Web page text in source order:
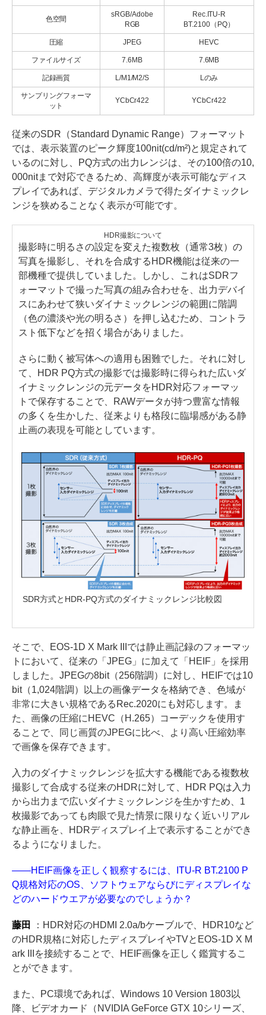
色空間
sRGB/Adobe
RGB
Rec.ITU-R
BT.2100（PQ）
圧縮 JPEG HEVC
ファイルサイズ 7.6MB 7.6MB
記録画質 L/M1/M2/S Lのみ
サンプリングフォーマ
ット
YCbCr422 YCbCr422
従来のSDR（Standard Dynamic Range）フォーマット
では、表示装置のピーク輝度100nit(cd/m²)と規定されて
いるのに対し、PQ方式の出力レンジは、その100倍の10,
000nitまで対応できるため、高輝度が表示可能なディス
プレイであれば、デジタルカメラで得たダイナミックレ
ンジを狭めることなく表示が可能です。
HDR撮影について
撮影時に明るさの設定を変えた複数枚（通常3枚）の
写真を撮影し、それを合成するHDR機能は従来の一
部機種で提供していました。しかし、これはSDRフ
ォーマットで撮った写真の組み合わせを、出力デバイ
スにあわせて狭いダイナミックレンジの範囲に階調
（色の濃淡や光の明るさ）を押し込むため、コントラ
スト低下などを招く場合がありました。
さらに動く被写体への適用も困難でした。それに対し
て、HDR PQ方式の撮影では撮影時に得られた広いダ
イナミックレンジの元データをHDR対応フォーマッ
トで保存することで、RAWデータが持つ豊富な情報
の多くを生かした、従来よりも格段に臨場感がある静
止画の表現を可能としています。
SDR方式とHDR-PQ方式のダイナミックレンジ比較図
そこで、EOS-1D X Mark IIIでは静止画記録のフォーマッ
トにおいて、従来の「JPEG」に加えて「HEIF」を採用
しました。JPEGの8bit（256階調）に対し、HEIFでは10
bit（1,024階調）以上の画像データを格納でき、色域が
非常に大きい規格であるRec.2020にも対応します。ま
た、画像の圧縮にHEVC（H.265）コーデックを使用す
ることで、同じ画質のJPEGに比べ、より高い圧縮効率
で画像を保存できます。
入力のダイナミックレンジを拡大する機能である複数枚
撮影して合成する従来のHDRに対して、HDR PQは入力
から出力まで広いダイナミックレンジを生かすため、1
枚撮影であっても肉眼で見た情景に限りなく近いリアル
な静止画を、HDRディスプレイ上で表示することができ
るようになりました。
――HEIF画像を正しく観察するには、ITU-R BT.2100 P
Q規格対応のOS、ソフトウェアならびにディスプレイな
どのハードウエアが必要なのでしょうか？
藤田
：HDR対応のHDMI 2.0a/bケーブルで、HDR10など
のHDR規格に対応したディスプレイやTVとEOS-1D X M
ark IIIを接続することで、HEIF画像を正しく鑑賞するこ
とができます。
また、PC環境であれば、Windows 10 Version 1803以
降、ビデオカード（NVIDIA GeForce GTX 10シリーズ、